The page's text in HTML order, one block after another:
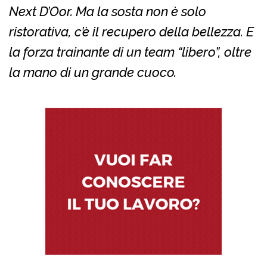
Next D’Oor. Ma la sosta non è solo
ristorativa, c’è il recupero della bellezza. E
la forza trainante di un team “libero”, oltre
la mano di un grande cuoco.